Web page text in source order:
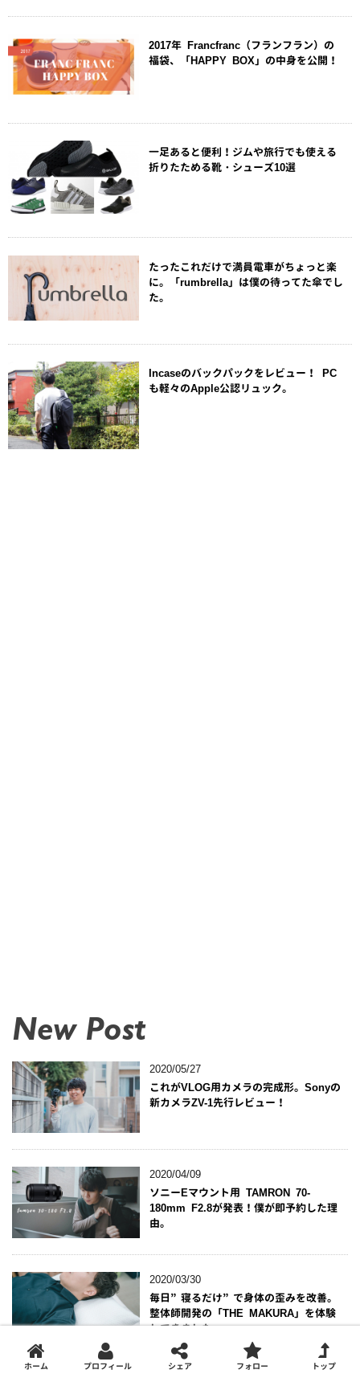
2017年 Francfranc（フランフラン）の
福袋、「HAPPY BOX」の中身を公開！
一足あると便利！ジムや旅行でも使える
折りたためる靴・シューズ10選
たったこれだけで満員電車がちょっと楽
に。「rumbrella」は僕の待ってた傘でし
た。
Incaseのバックパックをレビュー！ PC
も軽々のApple公認リュック。
New Post
2020/05/27
これがVLOG用カメラの完成形。Sonyの
新カメラZV-1先行レビュー！
2020/04/09
ソニーEマウント用 TAMRON 70-
180mm F2.8が発表！僕が即予約した理
由。
2020/03/30
毎日”寝るだけ”で身体の歪みを改善。
整体師開発の「THE MAKURA」を体験
してきました。
ホーム プロフィール シェア フォロー トップ